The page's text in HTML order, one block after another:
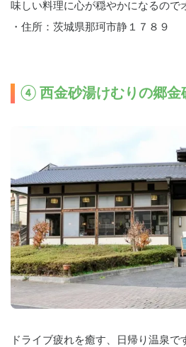
味しい料理に心が穏やかになるので
・住所：茨城県那珂市静１７８９
④ 西金砂湯けむりの郷金
ドライブ疲れを癒す、日帰り温泉で